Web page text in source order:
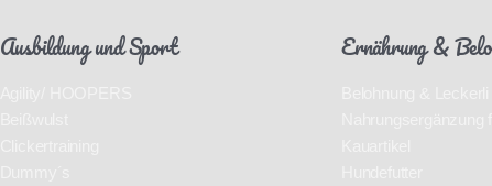
Ausbildung und Sport Ernährung &